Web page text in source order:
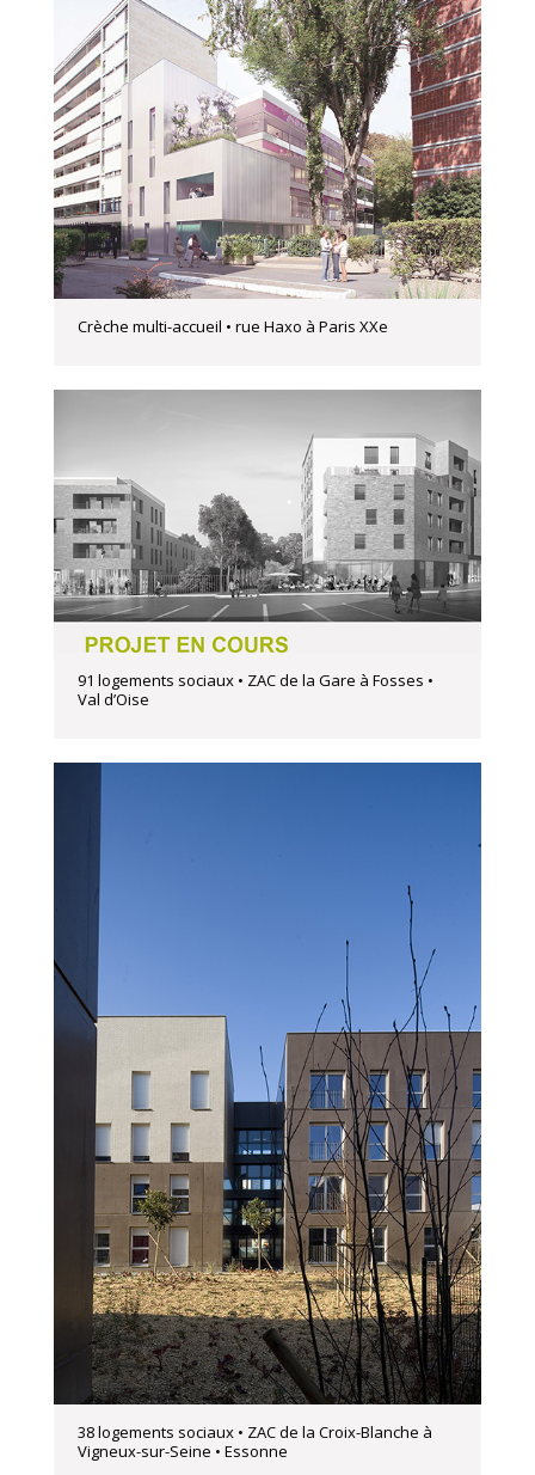
Crèche multi-accueil • rue Haxo à Paris XXe
91 logements sociaux • ZAC de la Gare à Fosses •
Val d’Oise
38 logements sociaux • ZAC de la Croix-Blanche à
Vigneux-sur-Seine • Essonne